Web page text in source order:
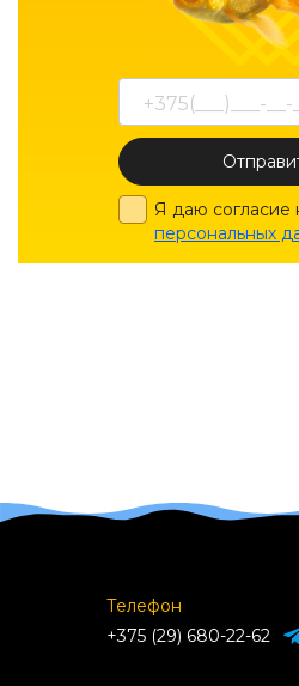
Я даю согласие
персональных
Телефон
+375 (29) 680-22-62